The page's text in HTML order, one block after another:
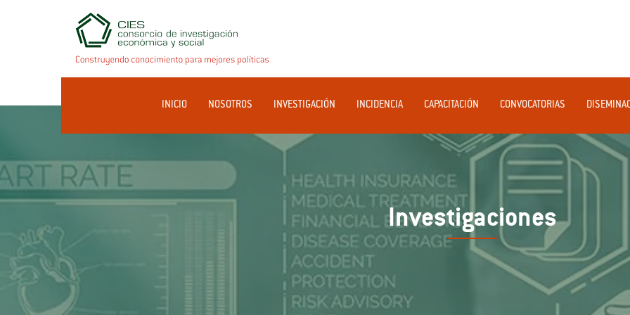
INICIO NOSOTROS INVESTIGACIÓN INCIDENCIA CAPACITACIÓN CONVOCATORIAS
Investigaciones